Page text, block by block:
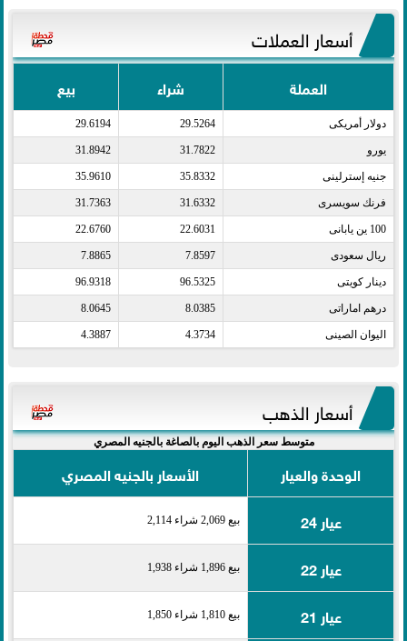
أسعار العملات
العملة شراء بيع
دولار أمريكى​ 29.5264
29.6194
يورو​ 31.7822
31.8942
جنيه إسترلينى​ 35.8332
35.9610
فرنك سويسرى​ 31.6332
31.7363
100 ين يابانى​ 22.6031
22.6760
ريال سعودى​ 7.8597
7.8865
دينار كويتى​ 96.5325
96.9318
درهم اماراتى​ 8.0385
8.0645
اليوان الصينى​ 4.3734
4.3887
أسعار الذهب
متوسط سعر الذهب اليوم بالصاغة بالجنيه المصري
الوحدة والعيار
الأسعار بالجنيه المصري
عيار 24
بيع 2,069 شراء 2,114
عيار 22 بيع 1,896 شراء 1,938
عيار 21 بيع 1,810 شراء 1,850